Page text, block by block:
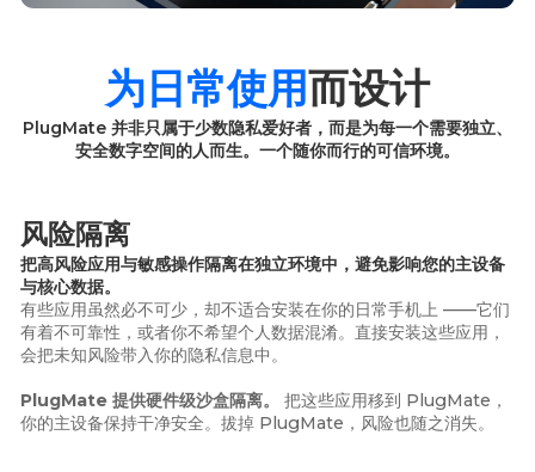
据全本地化存储，全方位强化隐私防护。
为日常使用而设计
PlugMate 并非只属于少数隐私爱好者，而是为每一个需要独立、
安全数字空间的人而生。一个随你而行的可信环境。
风险隔离
把高风险应用与敏感操作隔离在独立环境中，避免影响您的主设备
与核心数据。
有些应用虽然必不可少，却不适合安装在你的日常手机上 ——它们
有着不可靠性，或者你不希望个人数据混淆。直接安装这些应用，
会把未知风险带入你的隐私信息中。
PlugMate 提供硬件级沙盒隔离。
把这些应用移到 PlugMate，
你的主设备保持干净安全。拔掉 PlugMate，风险也随之消失。